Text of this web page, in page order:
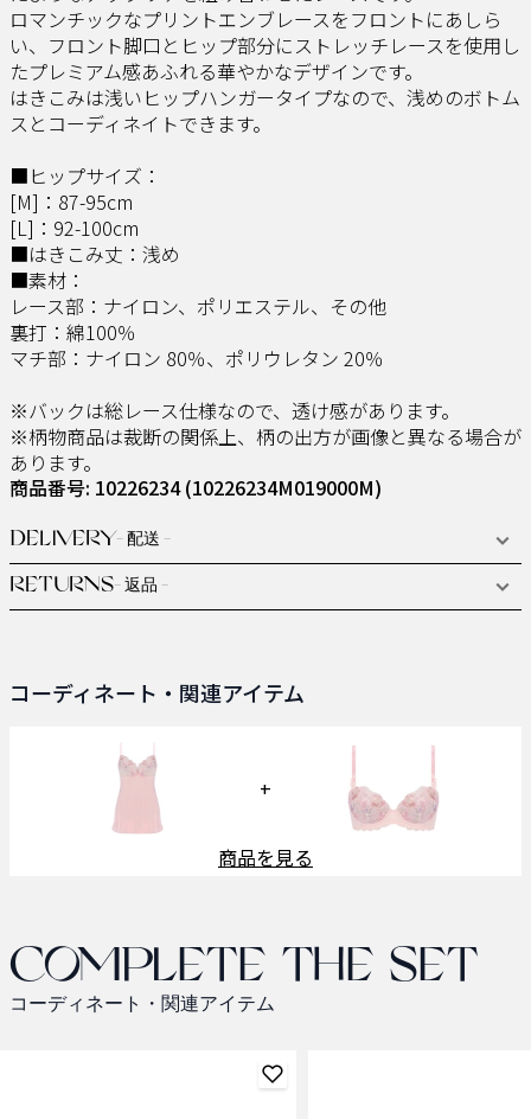
ロマンチックなプリントエンブレースをフロントにあしら
い、フロント脚口とヒップ部分にストレッチレースを使用し
たプレミアム感あふれる華やかなデザインです。
はきこみは浅いヒップハンガータイプなので、浅めのボトム
スとコーディネイトできます。
■ヒップサイズ：
[M]：87-95cm
[L]：92-100cm
■はきこみ丈：浅め
■素材：
レース部：ナイロン、ポリエステル、その他
裏打：綿100％
マチ部：ナイロン 80％、ポリウレタン 20％
※バックは総レース仕様なので、透け感があります。
※柄物商品は裁断の関係上、柄の出方が画像と異なる場合が
あります。
商品番号: 10226234(10226234M019000M)
DELIVERY- 配送 -
RETURNS- 返品 -
コーディネート・関連アイテム
+
商品を見る
Complete the set
コーディネート・関連アイテム